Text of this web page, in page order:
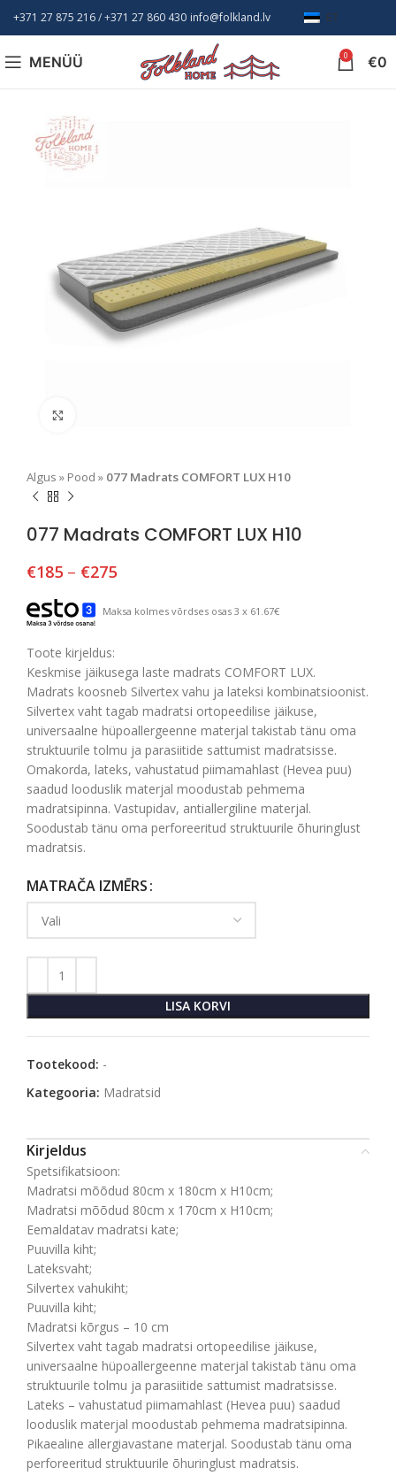
+371 27 875 216/ +371 27 860 430 info@folkland.lv ET
MENÜÜ 0 €0
Algus » Pood » 077 Madrats COMFORT LUX H10
077 Madrats COMFORT LUX H10
€185– €275
Maksa kolmes võrdses osas 3 x 61.67€
Toote kirjeldus:
Keskmise jäikusega laste madrats COMFORT LUX.
Madrats koosneb Silvertex vahu ja lateksi kombinatsioonist.
Silvertex vaht tagab madratsi ortopeedilise jäikuse,
universaalne hüpoallergeenne materjal takistab tänu oma
struktuurile tolmu ja parasiitide sattumist madratsisse.
Omakorda, lateks, vahustatud piimamahlast (Hevea puu)
saadud looduslik materjal moodustab pehmema
madratsipinna. Vastupidav, antiallergiline materjal.
Soodustab tänu oma perforeeritud struktuurile õhuringlust
madratsis.
MATRAČA IZMĒRS
LISA KORVI
Tootekood: -
Kategooria: Madratsid
Kirjeldus
Spetsifikatsioon:
Madratsi mõõdud 80cm x 180cm x H10cm;
Madratsi mõõdud 80cm x 170cm x H10cm;
Eemaldatav madratsi kate;
Puuvilla kiht;
Lateksvaht;
Silvertex vahukiht;
Puuvilla kiht;
Madratsi kõrgus – 10 cm
Silvertex vaht tagab madratsi ortopeedilise jäikuse,
universaalne hüpoallergeenne materjal takistab tänu oma
struktuurile tolmu ja parasiitide sattumist madratsisse.
Lateks – vahustatud piimamahlast (Hevea puu) saadud
looduslik materjal moodustab pehmema madratsipinna.
Pikaealine allergiavastane materjal. Soodustab tänu oma
perforeeritud struktuurile õhuringlust madratsis.